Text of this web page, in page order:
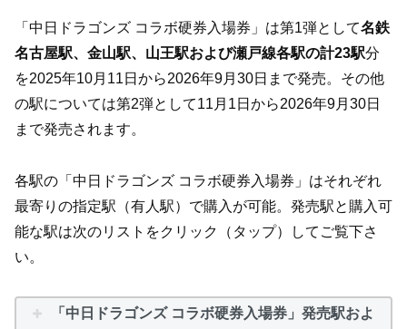
「中日ドラゴンズ コラボ硬券入場券」は第1弾として名鉄
名古屋駅、金山駅、山王駅および瀬戸線各駅の計23駅分
を2025年10月11日から2026年9月30日まで発売。その他
の駅については第2弾として11月1日から2026年9月30日
まで発売されます。
各駅の「中日ドラゴンズ コラボ硬券入場券」はそれぞれ
最寄りの指定駅（有人駅）で購入が可能。発売駅と購入可
能な駅は次のリストをクリック（タップ）してご覧下さ
い。
「中日ドラゴンズ コラボ硬券入場券」発売駅およ